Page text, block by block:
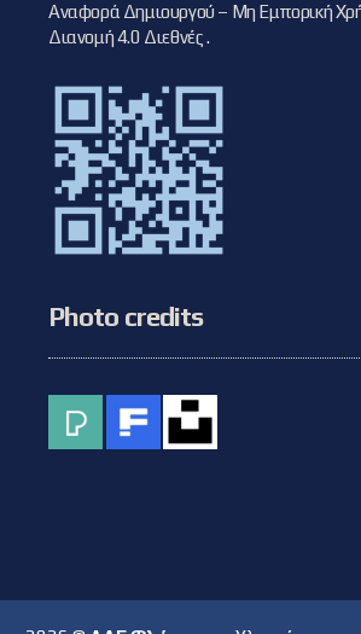
Αναφορά Δημιουργού – Μη Εμπορική
Διανομή 4.0 Διεθνές.
Photo credits